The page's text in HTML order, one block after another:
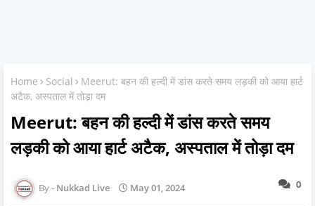
Home Social
Meerut: बहन की हल्दी में डांस करते समय लड़की को आया हार्ट
अटैक, अस्पताल में तोड़ा दम
Meerut: बहन की हल्दी में डांस करते समय
लड़की को आया हार्ट अटैक, अस्पताल में तोड़ा दम
0
Nukkad Live May 01, 2024